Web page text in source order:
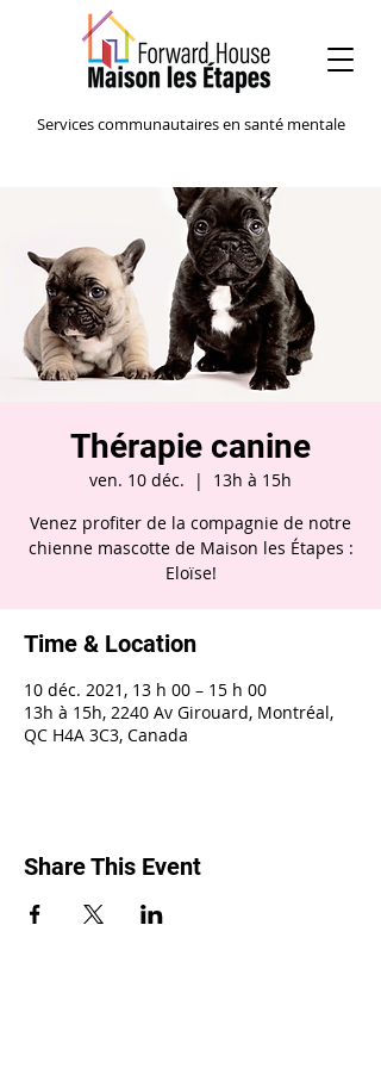
Services communautaires en santé mentale
Thérapie canine
ven. 10 déc.
  |
13h à 15h
Venez profiter de la compagnie de notre
chienne mascotte de Maison les Étapes :
Eloïse!
Time & Location
10 déc. 2021, 13 h 00 – 15 h 00
13h à 15h, 2240 Av Girouard, Montréal,
QC H4A 3C3, Canada
Share This Event